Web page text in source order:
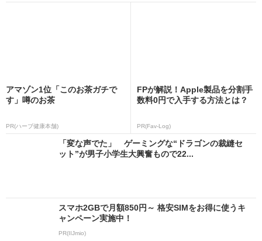
アマゾン1位「このお茶ガチで
す」噂のお茶
PR(ハーブ健康本舗)
FPが解説！Apple製品を分割手
数料0円で入手する方法とは？
PR(Fav-Log)
「変な声でた」 ゲーミングな“ドラゴンの裁縫セ
ット”が男子小学生大興奮もので22...
スマホ2GBで月額850円～ 格安SIMをお得に使うキ
ャンペーン実施中！
PR(IIJmio)